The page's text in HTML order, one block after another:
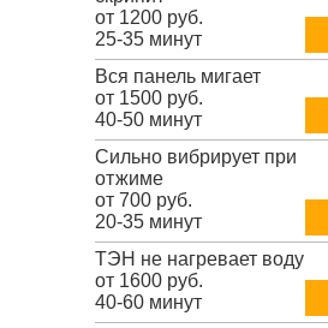
от 1200 руб.
25-35 минут
Вся панель мигает
от 1500 руб.
40-50 минут
Сильно вибрирует при
отжиме
от 700 руб.
20-35 минут
ТЭН не нагревает воду
от 1600 руб.
40-60 минут